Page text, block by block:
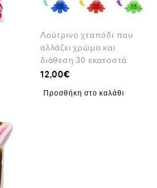
Λούτρινο χταπόδι που
αλλάζει χρώμα και
διάθεση 30 εκατοστά
12,00€
Προσθήκη στο καλάθι